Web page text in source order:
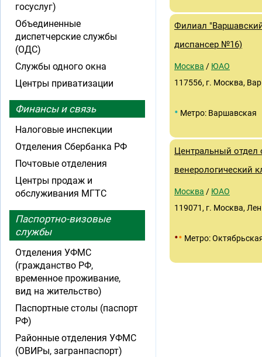
Филиал
диспансер №16)
Москва / ЮАО
117556, г. Москва,
• Метро: Варшавская
Центральный
венерологический
Москва / ЮАО
119071, г. Москва,
•• Метро:
госуслуг)
Объединенные
диспетчерские службы
(ОДС)
Службы одного окна
Центры приватизации
Финансы и связь
Налоговые инспекции
Отделения Сбербанка РФ
Почтовые отделения
Центры продаж и
обслуживания МГТС
Паспортно-визовые
службы
Отделения УФМС
(гражданство РФ,
временное проживание,
вид на жительство)
Паспортные столы (паспорт
РФ)
Районные отделения УФМС
(ОВИРы, загранпаспорт)